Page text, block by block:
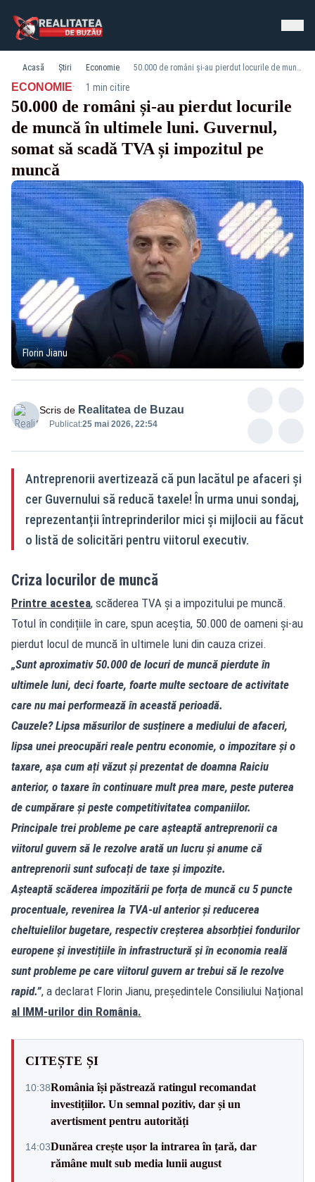
Acasă Știri Economie 50.000 de români și-au pierdut locurile de muncă în ultimele luni. Guvernul, somat să scadă TVA și impozitul pe muncă
ECONOMIE· 1 min citire
50.000 de români și-au pierdut locurile
de muncă în ultimele luni. Guvernul,
somat să scadă TVA și impozitul pe
muncă
Florin Jianu
Scris de Realitatea de Buzau
Publicat:25 mai 2026, 22:54
Antreprenorii avertizează că pun lacătul pe afaceri și
cer Guvernului să reducă taxele! În urma unui sondaj,
reprezentanții întreprinderilor mici și mijlocii au făcut
o listă de solicitări pentru viitorul executiv.
Criza locurilor de muncă
Printre acestea, scăderea TVA și a impozitului pe muncă.
Totul în condițiile în care, spun aceștia, 50.000 de oameni și-au
pierdut locul de muncă în ultimele luni din cauza crizei.
„Sunt aproximativ 50.000 de locuri de muncă pierdute în
ultimele luni, deci foarte, foarte multe sectoare de activitate
care nu mai performează în această perioadă.
Cauzele? Lipsa măsurilor de susținere a mediului de afaceri,
lipsa unei preocupări reale pentru economie, o impozitare și o
taxare, așa cum ați văzut și prezentat de doamna Raiciu
anterior, o taxare în continuare mult prea mare, peste puterea
de cumpărare și peste competitivitatea companiilor.
Principale trei probleme pe care așteaptă antreprenorii ca
viitorul guvern să le rezolve arată un lucru și anume că
antreprenorii sunt sufocați de taxe și impozite.
Așteaptă scăderea impozitării pe forța de muncă cu 5 puncte
procentuale, revenirea la TVA-ul anterior și reducerea
cheltuielilor bugetare, respectiv creșterea absorbției fondurilor
europene și investițiile în infrastructură și în economia reală
sunt probleme pe care viitorul guvern ar trebui să le rezolve
rapid.”, a declarat Florin Jianu, președintele Consiliului Național
al IMM-urilor din România.
CITEȘTE ȘI
10:38România își păstrează ratingul recomandat
investițiilor. Un semnal pozitiv, dar și un
avertisment pentru autorități
14:03Dunărea crește ușor la intrarea în țară, dar
rămâne mult sub media lunii august